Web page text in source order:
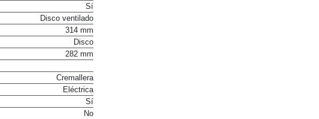
Sí
Disco ventilado
314 mm
Disco
282 mm
Cremallera
Eléctrica
Sí
No